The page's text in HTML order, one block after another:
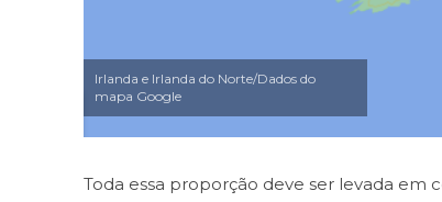
Irlanda e Irlanda do Norte/Dados do
mapa Google
Toda essa proporção deve ser levada em